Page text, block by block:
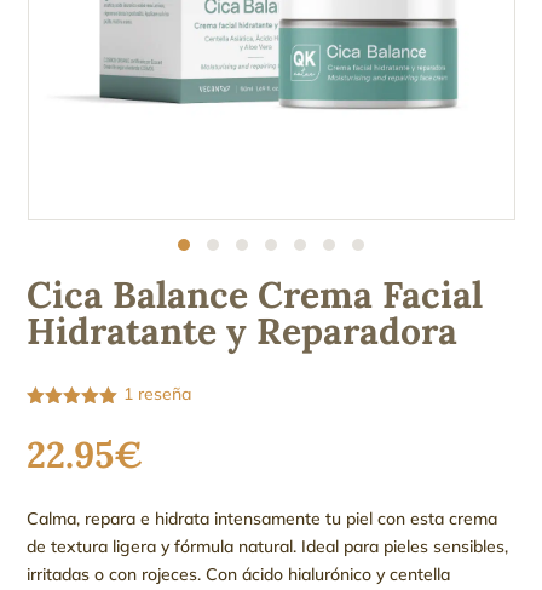
Cica Balance Crema Facial
Hidratante y Reparadora
de
5 en base
avaloración
1 reseña
22.95€
Calma, repara e hidrata intensamente tu piel con esta crema
de textura ligera y fórmula natural. Ideal para pieles sensibles,
irritadas o con rojeces. Con ácido hialurónico y centella